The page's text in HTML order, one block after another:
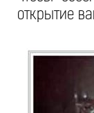
открытие